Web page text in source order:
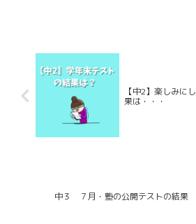
【中2】楽しみに
果は・・・
中３ ７月・塾の公開テストの結果